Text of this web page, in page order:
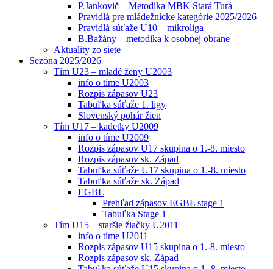
P.Jankovič – Metodika MBK Stará Turá
Pravidlá pre mládežnícke kategórie 2025/2026
Pravidlá súťaže U10 – mikroliga
B.Bažány – metodika k osobnej obrane
Aktuality zo siete
Sezóna 2025/2026
Tím U23 – mladé ženy U2003
info o tíme U2003
Rozpis zápasov U23
Tabuľka súťaže 1. ligy
Slovenský pohár žien
Tím U17 – kadetky U2009
info o tíme U2009
Rozpis zápasov U17 skupina o 1.-8. miesto
Rozpis zápasov sk. Západ
Tabuľka súťaže U17 skupina o 1.-8. miesto
Tabuľka súťaže sk. Západ
EGBL
Prehľad zápasov EGBL stage 1
Tabuľka Stage 1
Tím U15 – staršie žiačky U2011
info o tíme U2011
Rozpis zápasov U15 skupina o 1.-8. miesto
Rozpis zápasov sk. Západ